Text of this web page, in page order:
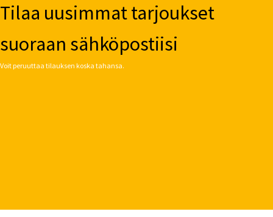
Tilaa uusimmat tarjoukset
suoraan sähköpostiisi
Voit peruuttaa tilauksen koska tahansa.